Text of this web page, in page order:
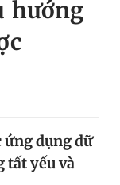
hướng
ứng dụng dữ
tất yếu và